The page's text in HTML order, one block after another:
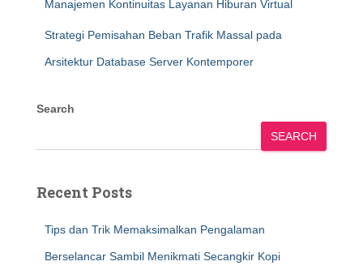
Manajemen Kontinuitas Layanan Hiburan Virtual
Strategi Pemisahan Beban Trafik Massal pada
Arsitektur Database Server Kontemporer
Search
SEARCH
Recent Posts
Tips dan Trik Memaksimalkan Pengalaman
Berselancar Sambil Menikmati Secangkir Kopi